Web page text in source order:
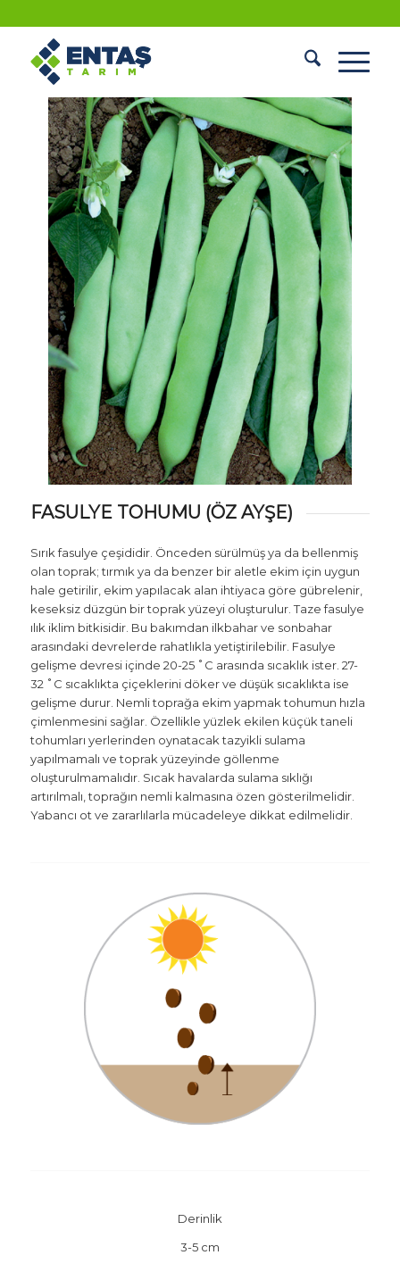
FASULYE TOHUMU (ÖZ AYŞE)
FASULYE TOHUMU (ÖZ AYŞE)
Sırık fasulye çeşididir. Önceden sürülmüş ya da bellenmiş
olan toprak; tırmık ya da benzer bir aletle ekim için uygun
hale getirilir, ekim yapılacak alan ihtiyaca göre gübrelenir,
keseksiz düzgün bir toprak yüzeyi oluşturulur. Taze fasulye
ılık iklim bitkisidir. Bu bakımdan ilkbahar ve sonbahar
arasındaki devrelerde rahatlıkla yetiştirilebilir. Fasulye
gelişme devresi içinde 20-25 ˚C arasında sıcaklık ister. 27-
32 ˚C sıcaklıkta çiçeklerini döker ve düşük sıcaklıkta ise
gelişme durur. Nemli toprağa ekim yapmak tohumun hızla
çimlenmesini sağlar. Özellikle yüzlek ekilen küçük taneli
tohumları yerlerinden oynatacak tazyikli sulama
yapılmamalı ve toprak yüzeyinde göllenme
oluşturulmamalıdır. Sıcak havalarda sulama sıklığı
artırılmalı, toprağın nemli kalmasına özen gösterilmelidir.
Yabancı ot ve zararlılarla mücadeleye dikkat edilmelidir.
Derinlik
3-5 cm